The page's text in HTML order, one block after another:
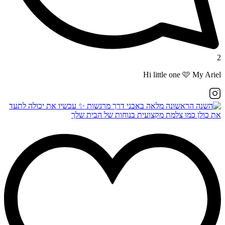
2
Hi little one 🩷 My Ariel